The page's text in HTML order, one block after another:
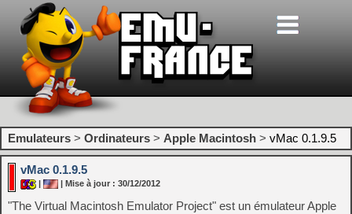
Emulateurs > Ordinateurs > Apple Macintosh > vMac 0.1.9.5
vMac 0.1.9.5
| | Mise à jour : 30/12/2012
"The Virtual Macintosh Emulator Project" est un émulateur Apple